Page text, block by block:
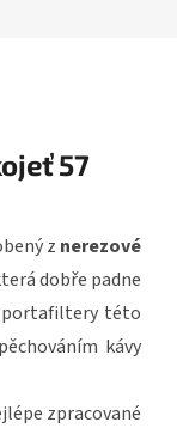
57
z nerezové
dobře padne
portafiltery této
kávy
zpracované